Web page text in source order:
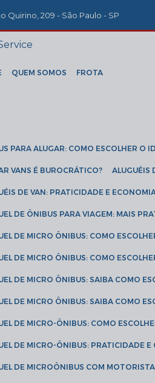
Quirino, 209 - São Paulo - SP
QUEM SOMOS FROTA
PARA ALUGAR: COMO ESCOLHER O
VANS É BUROCRÁTICO?
DE VAN: PRATICIDADE E
DE ÔNIBUS PARA VIAGEM: MAIS
DE MICRO ÔNIBUS: COMO
DE MICRO ÔNIBUS: COMO
DE MICRO ÔNIBUS: SAIBA COMO
DE MICRO ÔNIBUS: SAIBA COMO
DE MICRO-ÔNIBUS: COMO
DE MICRO-ÔNIBUS: PRATICIDADE
DE MICROÔNIBUS COM